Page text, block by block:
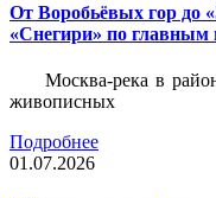
От Воробьёвых гор до
«Снегири» по
Москва-река в
живописных
Подробнее
01.07.2026